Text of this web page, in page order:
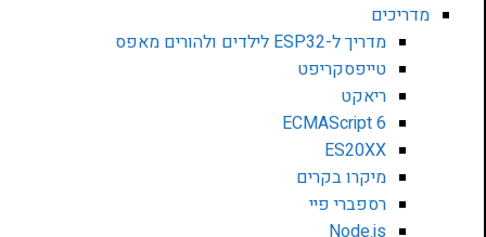
מדריכים
מדריך ל-ESP32 לילדים ולהורים מאפס
טייפסקריפט
ריאקט
ECMAScript 6
ES20XX
מיקרו בקרים
רספברי פיי
Node.js